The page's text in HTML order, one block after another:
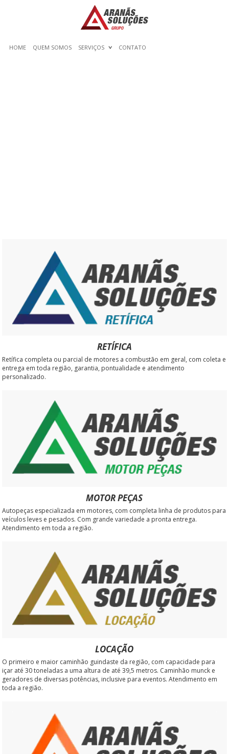
HOME QUEM SOMOS SERVIÇOS CONTATO
RETÍFICA
Retífica completa ou parcial de motores a combustão em geral, com coleta e
entrega em toda região, garantia, pontualidade e atendimento
personalizado.
MOTOR PEÇAS
Autopeças especializada em motores, com completa linha de produtos para
veículos leves e pesados. Com grande variedade a pronta entrega.
Atendimento em toda a região.
LOCAÇÃO
O primeiro e maior caminhão guindaste da região, com capacidade para
içar até 30 toneladas a uma altura de até 39,5 metros. Caminhão munck e
geradores de diversas potências, inclusive para eventos. Atendimento em
toda a região.